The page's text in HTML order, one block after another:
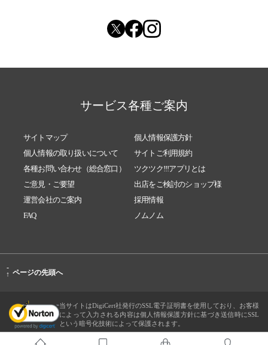
サービス各種ご案内
サイトマップ
個人情報保護方針
個人情報の取り扱いについて
サイトご利用規約
各種お問い合わせ（総合窓口）
ツクツク!!!アプリとは
ご意見・ご要望
出店をご検討のショップ様
運営会社のご案内
採用情報
FAQ
ノムノム
-
↑ ページの先頭へ
当サイトはDigiCert社発行のSSL電子証明書を使用しており、お客様
によって入力される内容は個人情報保護方針に基づき送信時にSSL
という暗号化技術によって保護されます。